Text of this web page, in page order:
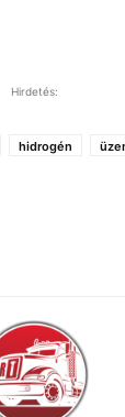
Hirdetés:
hidrogén